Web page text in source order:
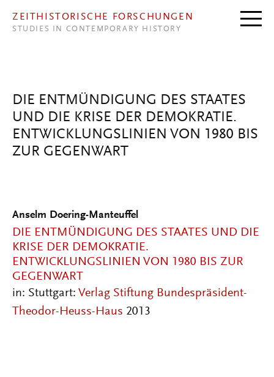
ZEITHISTORISCHE FORSCHUNGEN
STUDIES IN CONTEMPORARY HISTORY
DIE ENTMÜNDIGUNG DES STAATES
UND DIE KRISE DER DEMOKRATIE.
ENTWICKLUNGSLINIEN VON 1980 BIS
ZUR GEGENWART
Anselm Doering-Manteuffel
DIE ENTMÜNDIGUNG DES STAATES UND DIE
KRISE DER DEMOKRATIE.
ENTWICKLUNGSLINIEN VON 1980 BIS ZUR
GEGENWART
in: Stuttgart: Verlag Stiftung Bundespräsident-
Theodor-Heuss-Haus 2013